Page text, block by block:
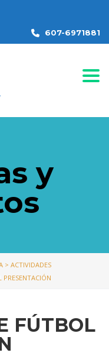
607-6971881
y
> ACTIVIDADES
PRESENTACIÓN
FÚTBOL